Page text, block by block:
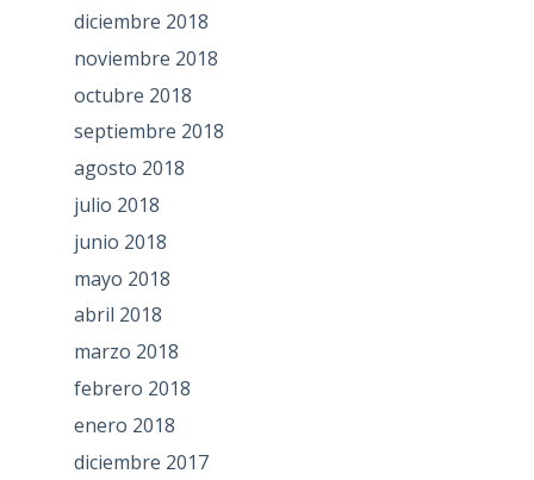
diciembre 2018
noviembre 2018
octubre 2018
septiembre 2018
agosto 2018
julio 2018
junio 2018
mayo 2018
abril 2018
marzo 2018
febrero 2018
enero 2018
diciembre 2017